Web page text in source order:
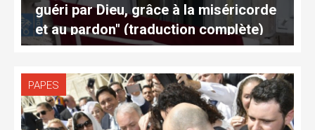
guéri par Dieu, grâce à la miséricorde
et au pardon" (traduction complète)
PAPES